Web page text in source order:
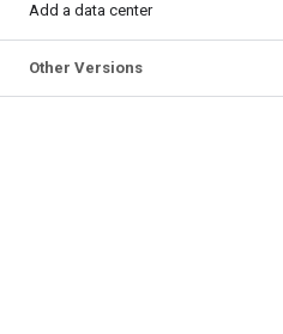
Add a data center
Other Versions